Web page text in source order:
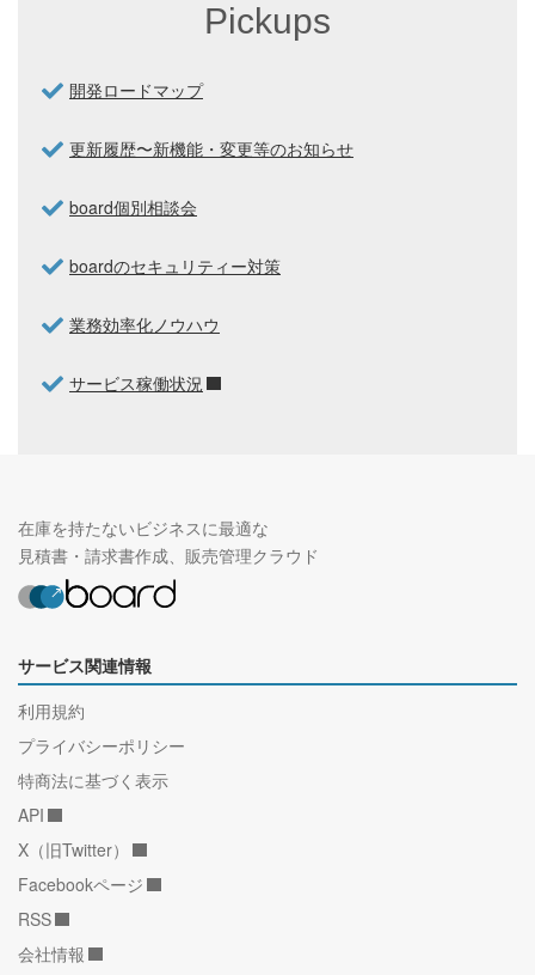
Pickups
開発ロードマップ
更新履歴〜新機能・変更等のお知らせ
board個別相談会
boardのセキュリティー対策
業務効率化ノウハウ
サービス稼働状況
在庫を持たないビジネスに最適な
見積書・請求書作成、販売管理クラウド
サービス関連情報
利用規約
プライバシーポリシー
特商法に基づく表示
API
X（旧Twitter）
Facebookページ
RSS
会社情報